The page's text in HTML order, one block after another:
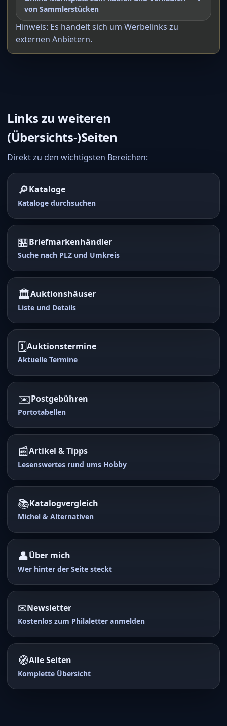
von Sammlerstücken
Hinweis: Es handelt sich um Werbelinks zu
externen Anbietern.
Links zu weiteren
(Übersichts-)Seiten
Direkt zu den wichtigsten Bereichen:
🔎Kataloge
Kataloge durchsuchen
🏪Briefmarkenhändler
Suche nach PLZ und Umkreis
🏛️Auktionshäuser
Liste und Details
🗓️Auktionstermine
Aktuelle Termine
✉️Postgebühren
Portotabellen
📰Artikel & Tipps
Lesenswertes rund ums Hobby
📚Katalogvergleich
Michel & Alternativen
👤Über mich
Wer hinter der Seite steckt
✉Newsletter
Kostenlos zum Philaletter anmelden
🧭Alle Seiten
Komplette Übersicht